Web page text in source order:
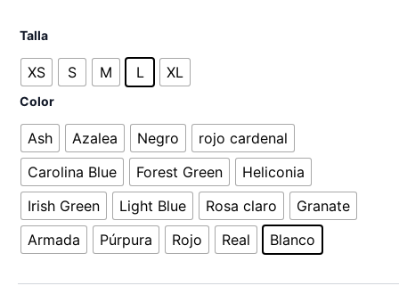
Talla
XS S M L XL
Color
Ash Azalea Negro
rojo cardenal
Carolina Blue
Forest Green
Heliconia
Irish Green
Light Blue Rosa claro
Granate
Armada
Púrpura Rojo Real Blanco
Camiseta
camper"
infantil
cantidad